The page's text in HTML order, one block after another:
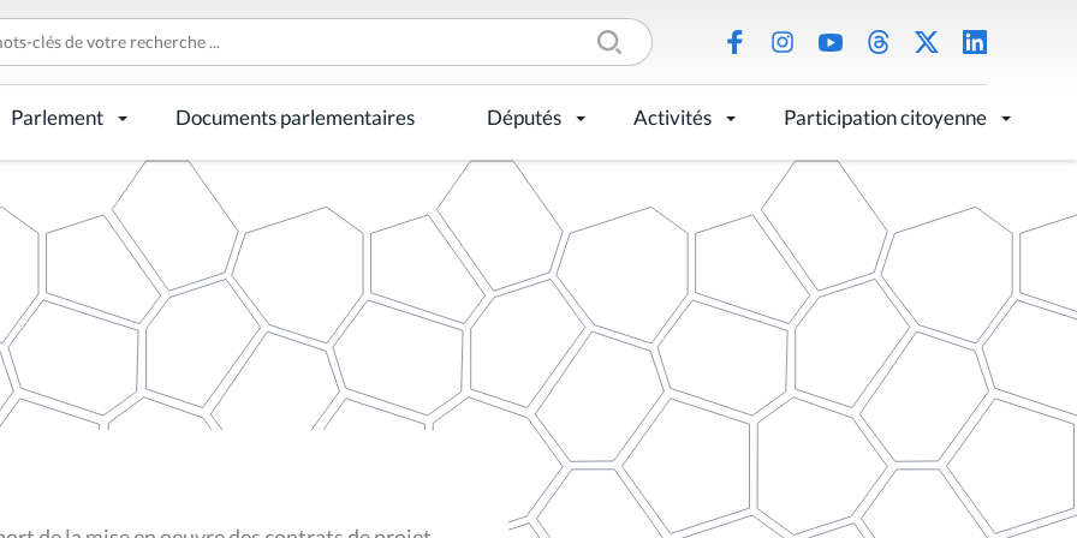
Parlement Documents parlementaires Députés Activités Participation citoyenne